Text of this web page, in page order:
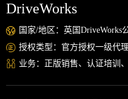
DriveWorks
国家/地区：英国DriveWorks
授权类型：官方授权一级代
业务：正版销售、认证培训